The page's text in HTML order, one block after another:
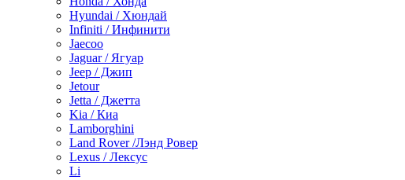
Hyundai / Хюндай
Infiniti / Инфинити
Jaecoo
Jaguar / Ягуар
Jeep / Джип
Jetour
Jetta / Джетта
Kia / Киа
Lamborghini
Land Rover /Лэнд Ровер
Lexus / Лексус
Li